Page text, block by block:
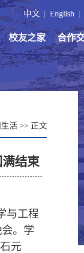
中文 | English |
校友之家 合作
活 >> 正文
结束
与工程
会。学
元